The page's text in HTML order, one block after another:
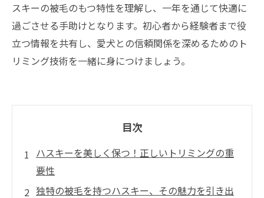
スキーの被毛のもつ特性を理解し、一年を通じて快適に
過ごさせる手助けとなります。初心者から経験者まで役
立つ情報を共有し、愛犬との信頼関係を深めるためのト
リミング技術を一緒に身につけましょう。
目次
ハスキーを美しく保つ！正しいトリミングの重
要性
独特の被毛を持つハスキー、その魅力を引き出